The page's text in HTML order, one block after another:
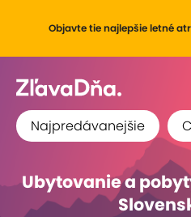
Objavte tie najlepšie letné
Najpredávanejšie
Ubytovanie a